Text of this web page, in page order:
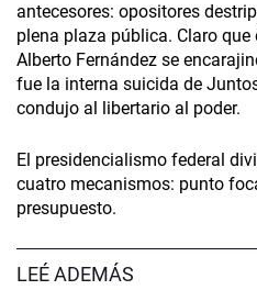
antecesores: opositores
plena plaza pública. Claro que
Alberto Fernández se
fue la interna suicida de
condujo al libertario al poder.
El presidencialismo federal
cuatro mecanismos: punto
presupuesto.
LEÉ ADEMÁS